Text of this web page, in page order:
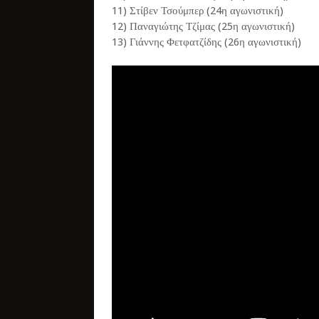
11) Στίβεν Τσούμπερ (24η αγωνιστική)
12) Παναγιώτης Τζίμας (25η αγωνιστική)
13) Γιάννης Φετφατζίδης (26η αγωνιστική)